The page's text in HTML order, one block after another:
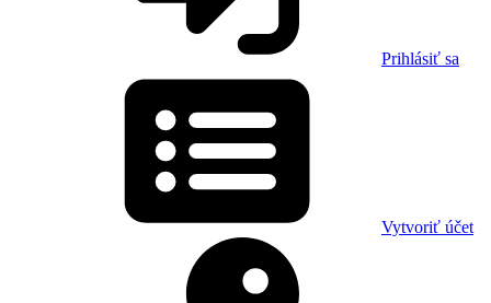
Prihlásiť sa
Vytvoriť účet